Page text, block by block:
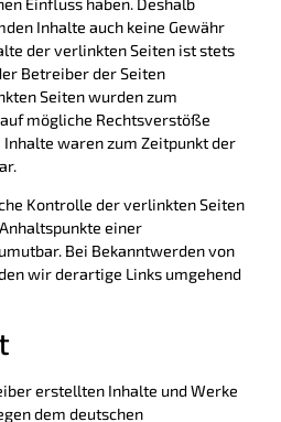
Inhalte auch keine Gewähr
der verlinkten Seiten ist stets
Betreiber der Seiten
Seiten wurden zum
mögliche Rechtsverstöße
waren zum Zeitpunkt der
Kontrolle der verlinkten Seiten
einer
Bei Bekanntwerden von
wir derartige Links umgehend
erstellten Inhalte und Werke
dem deutschen